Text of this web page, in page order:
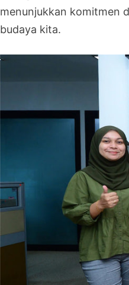
menunjukkan komitmen
budaya kita.